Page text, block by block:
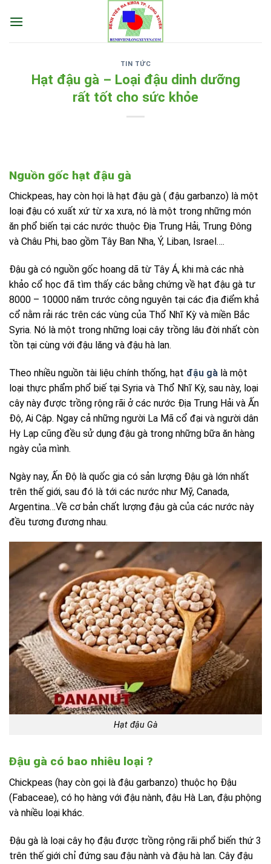
TIN TỨC
Hạt đậu gà – Loại đậu dinh dưỡng
rất tốt cho sức khỏe
Nguồn gốc hạt đậu gà
Chickpeas, hay còn họi là hạt đậu gà ( đậu garbanzo) là một
loại đậu có xuất xứ từ xa xưa, nó là một trong những món
ăn phổ biến tại các nước thuộc Địa Trung Hải, Trung Đông
và Châu Phi, bao gồm Tây Ban Nha, Ý, Liban, Israel….
Đậu gà có nguồn gốc hoang dã từ Tây Á, khi mà các nhà
khảo cổ học đã tìm thấy các bằng chứng về hạt đậu gà tư
8000 – 10000 năm trước công nguyên tại các địa điểm khả
cổ nằm rải rác trên các vùng của Thổ Nhĩ Kỳ và miền Bắc
Syria. Nó là một trong những loại cây trồng lâu đời nhất còn
tồn tại cùng với đậu lăng và đậu hà lan.
Theo nhiều nguồn tài liệu chính thống, hạt đậu gà là một
loại thực phẩm phổ biế tại Syria và Thổ Nhĩ Kỳ, sau này, loại
cây này được trồng rộng rãi ở các nước Địa Trung Hải và Ấn
Độ, Ai Cập. Ngay cả những người La Mã cổ đại và người dân
Hy Lạp cũng đều sử dụng đậu gà trong những bữa ăn hàng
ngày của mình.
Ngày nay, Ấn Độ là quốc gia có sản lượng Đậu gà lớn nhất
trên thế giới, sau đó là tới các nước như Mỹ, Canada,
Argentina…Về cơ bản chất lượng đậu gà của các nước này
đều tương đương nhau.
Hạt đậu Gà
Đậu gà có bao nhiêu loại ?
Chickpeas (hay còn gọi là đậu garbanzo) thuộc họ Đậu
(Fabaceae), có họ hàng với đậu nành, đậu Hà Lan, đậu phộng
và nhiều loại khác.
Đậu gà là loại cây họ đậu được trồng rộng rãi phổ biến thứ 3
trên thế giới chỉ đứng sau đậu nành và đậu hà lan. Cây đậu